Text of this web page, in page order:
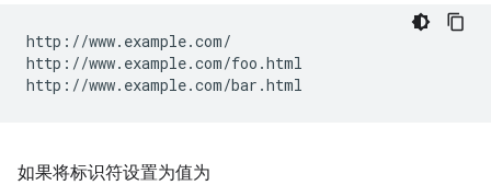
http://www.example.com/
http://www.example.com/foo.html
如果将标识符设置为值为